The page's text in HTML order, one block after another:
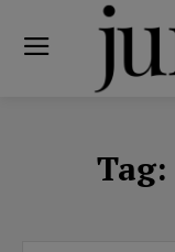
Tag: